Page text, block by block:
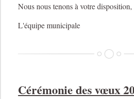
Nous nous tenons à votre disposition,
L'équipe municipale
Cérémonie des vœux